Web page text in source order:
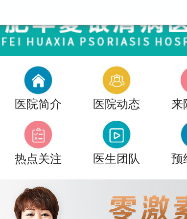
医院简介 医院动态 来
热点关注 医生团队 预